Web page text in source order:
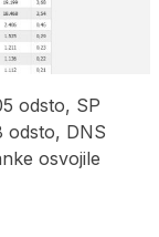
odsto, SP
odsto, DNS
osvojile